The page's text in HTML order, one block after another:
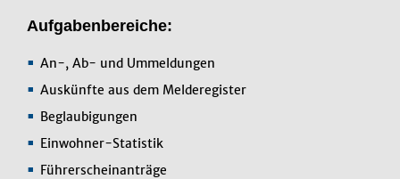
Aufgabenbereiche:
An-, Ab- und Ummeldungen
Auskünfte aus dem Melderegister
Beglaubigungen
Einwohner-Statistik
Führerscheinanträge